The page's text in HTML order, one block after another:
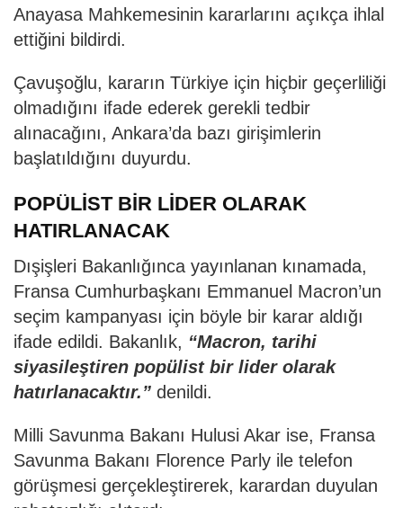
Anayasa Mahkemesinin kararlarını açıkça ihlal
ettiğini bildirdi.
Çavuşoğlu, kararın Türkiye için hiçbir geçerliliği
olmadığını ifade ederek gerekli tedbir
alınacağını, Ankara’da bazı girişimlerin
başlatıldığını duyurdu.
POPÜLİST BİR LİDER OLARAK
HATIRLANACAK
Dışişleri Bakanlığınca yayınlanan kınamada,
Fransa Cumhurbaşkanı Emmanuel Macron’un
seçim kampanyası için böyle bir karar aldığı
ifade edildi. Bakanlık, “Macron, tarihi
siyasileştiren popülist bir lider olarak
hatırlanacaktır.” denildi.
Milli Savunma Bakanı Hulusi Akar ise, Fransa
Savunma Bakanı Florence Parly ile telefon
görüşmesi gerçekleştirerek, karardan duyulan